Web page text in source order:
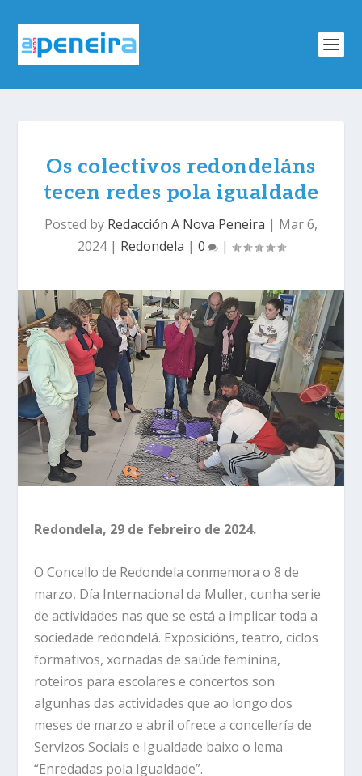
Os colectivos redondeláns
tecen redes pola igualdade
Posted by Redacción A Nova Peneira | Mar 6,
2024| Redondela | 0 |
Redondela, 29 de febreiro de 2024.
O Concello de Redondela conmemora o 8 de
marzo, Día Internacional da Muller, cunha serie
de actividades nas que se está a implicar toda a
sociedade redondelá. Exposicións, teatro, ciclos
formativos, xornadas de saúde feminina,
roteiros para escolares e concertos son
algunhas das actividades que ao longo dos
meses de marzo e abril ofrece a concellería de
Servizos Sociais e Igualdade baixo o lema
“Enredadas pola Igualdade”.